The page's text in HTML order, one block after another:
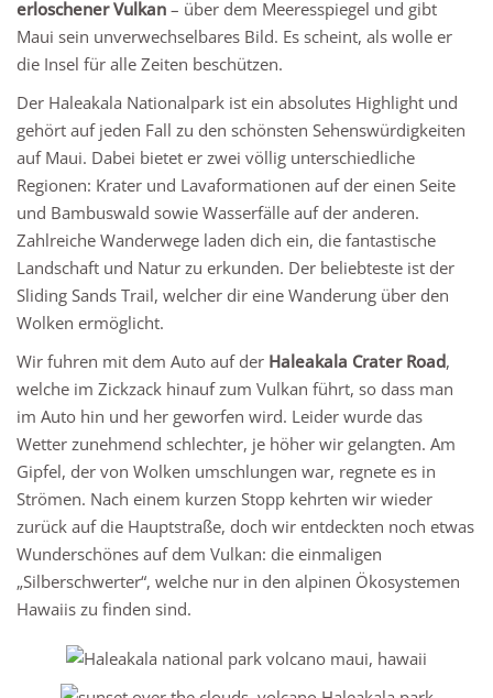
erloschener Vulkan – über dem Meeresspiegel und gibt
Maui sein unverwechselbares Bild. Es scheint, als wolle er
die Insel für alle Zeiten beschützen.
Der Haleakala Nationalpark ist ein absolutes Highlight und
gehört auf jeden Fall zu den schönsten Sehenswürdigkeiten
auf Maui. Dabei bietet er zwei völlig unterschiedliche
Regionen: Krater und Lavaformationen auf der einen Seite
und Bambuswald sowie Wasserfälle auf der anderen.
Zahlreiche Wanderwege laden dich ein, die fantastische
Landschaft und Natur zu erkunden. Der beliebteste ist der
Sliding Sands Trail, welcher dir eine Wanderung über den
Wolken ermöglicht.
Wir fuhren mit dem Auto auf der Haleakala Crater Road,
welche im Zickzack hinauf zum Vulkan führt, so dass man
im Auto hin und her geworfen wird. Leider wurde das
Wetter zunehmend schlechter, je höher wir gelangten. Am
Gipfel, der von Wolken umschlungen war, regnete es in
Strömen. Nach einem kurzen Stopp kehrten wir wieder
zurück auf die Hauptstraße, doch wir entdeckten noch etwas
Wunderschönes auf dem Vulkan: die einmaligen
„Silberschwerter“, welche nur in den alpinen Ökosystemen
Hawaiis zu finden sind.